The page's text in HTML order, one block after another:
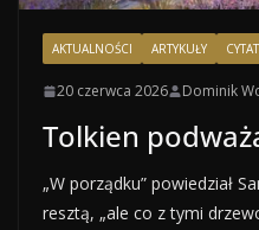
AKTUALNOŚCI ARTYKUŁY
20 czerwca 2026 Dominik
Tolkien
„W porządku” powiedział
resztą, „ale co z tymi